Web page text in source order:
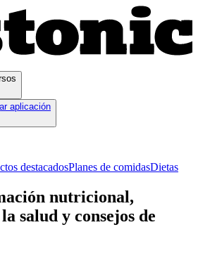
aplicación
destacadosPlanes de comidasDietas
nutricional,
salud y consejos de